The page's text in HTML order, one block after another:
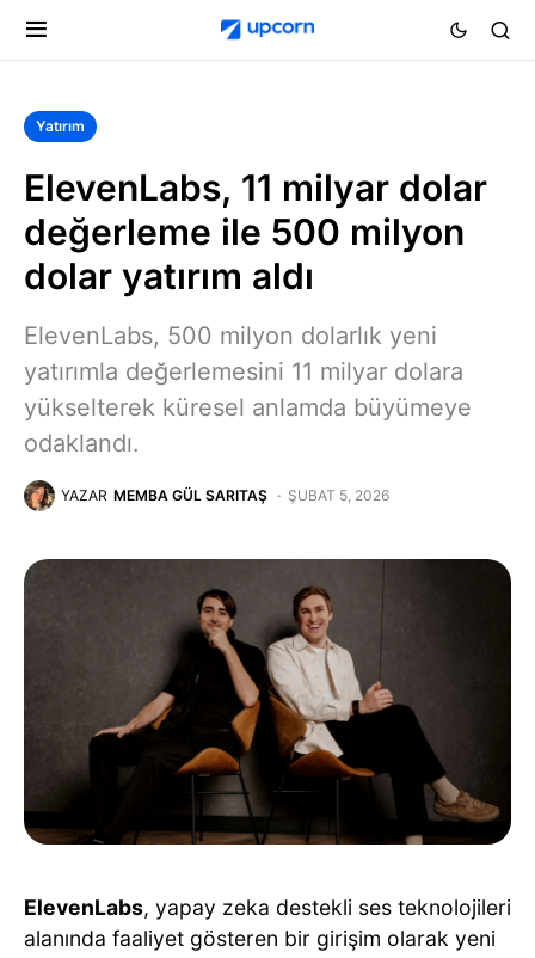
Yatırım
ElevenLabs, 11 milyar dolar
değerleme ile 500 milyon
dolar yatırım aldı
ElevenLabs, 500 milyon dolarlık yeni
yatırımla değerlemesini 11 milyar dolara
yükselterek küresel anlamda büyümeye
odaklandı.
YAZAR MEMBA GÜL SARITAŞ ŞUBAT 5, 2026
ElevenLabs, yapay zeka destekli ses teknolojileri
alanında faaliyet gösteren bir girişim olarak yeni